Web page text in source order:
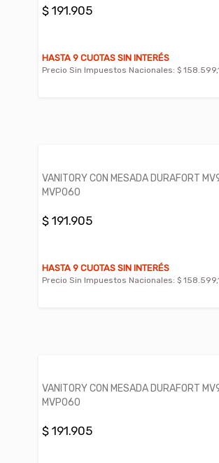
$ 191.905
HASTA 9 CUOTAS SIN INTERÉS
Precio Sin Impuestos Nacionales: $
VANITORY CON MESADA DURAFORT
MVP060
$ 191.905
HASTA 9 CUOTAS SIN INTERÉS
Precio Sin Impuestos Nacionales: $
VANITORY CON MESADA DURAFORT
MVP060
$ 191.905